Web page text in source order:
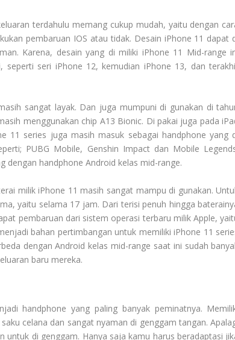
terdahulu memang cukup mudah, yaitu dengan
pembaruan IOS atau tidak. Desain iPhone 11 dapat
Karena, desain yang di miliki iPhone 11 Mid-range
seri iPhone 12, kemudian iPhone 13, dan
sangat layak. Dan juga mumpuni di gunakan di
menggunakan chip A13 Bionic. Di pakai juga pada
11 series juga masih masuk sebagai handphone yang
PUBG Mobile, Genshin Impact dan Mobile
dengan handphone Android kelas mid-range.
milik iPhone 11 masih sangat mampu di gunakan.
yaitu selama 17 jam. Dari terisi penuh hingga
pembaruan dari sistem operasi terbaru milik Apple,
bahan pertimbangan untuk memiliki iPhone 11
dengan Android kelas mid-range saat ini sudah
baru mereka.
handphone yang paling banyak peminatnya.
celana dan sangat nyaman di genggam tangan.
di genggam. Hanya saja kamu harus beradaptasi